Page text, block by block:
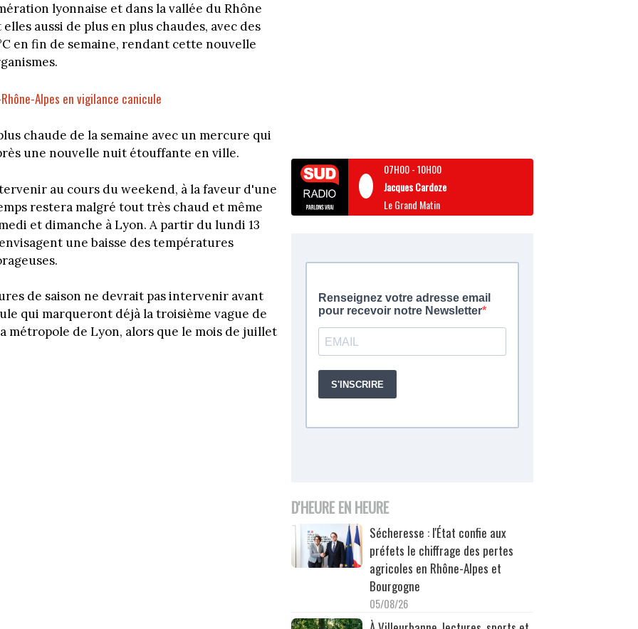
lyonnaise et dans la vallée du Rhône
aussi de plus en plus chaudes, avec des
en fin de semaine, rendant cette nouvelle
Alpes en vigilance canicule
chaude de la semaine avec un mercure qui
une nouvelle nuit étouffante en ville.
au cours du weekend, à la faveur d'une
restera malgré tout très chaud et même
et dimanche à Lyon. A partir du lundi 13
une baisse des températures
de saison ne devrait pas intervenir avant
qui marqueront déjà la troisième vague de
métropole de Lyon, alors que le mois de juillet
07H00-10H00
Jacques Cardoze
Le Grand Matin
D'HEURE EN HEURE
Sécheresse : l'État confie aux
préfets le chiffrage des pertes
agricoles en Rhône-Alpes et
Bourgogne
05/08/26